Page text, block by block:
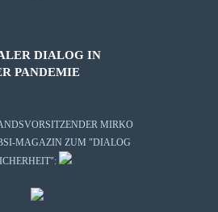
DIALOG IN
PANDEMIE
MIRKO
MAGAZIN ZUM "DIALOG